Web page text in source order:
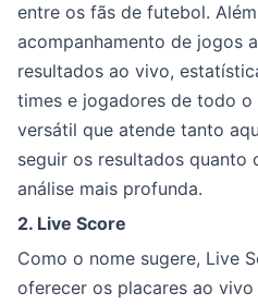
entre os fãs de futebol.
acompanhamento de jogos
resultados ao vivo,
times e jogadores de todo o
versátil que atende tanto
seguir os resultados quanto
análise mais profunda.
2. Live Score
Como o nome sugere, Live
oferecer os placares ao